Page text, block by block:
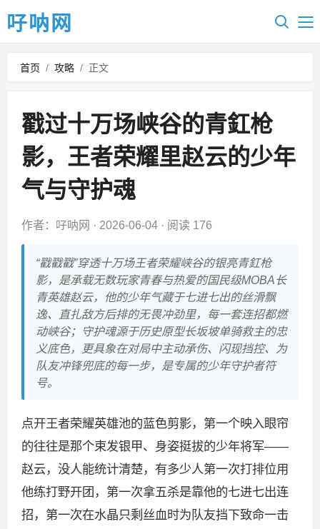
吇呐网
首页 / 攻略 / 正文
戳过十万场峡谷的青釭枪
影，王者荣耀里赵云的少年
气与守护魂
作者：吇呐网 · 2026-06-04· 阅读 176
“戳戳戳”穿透十万场王者荣耀峡谷的银亮青釭枪
影，是承载无数玩家青春与热爱的国民级MOBA长
青英雄赵云，他的少年气藏于七进七出的丝滑飘
逸、直扎敌方后排的无畏冲劲里，每一套连招都燃
动峡谷；守护魂源于历史原型长坂坡单骑救主的忠
义底色，更具象在对局中主动承伤、闪现挡控、为
队友冲锋兜底的每一步，是专属的少年守护者符
号。
点开王者荣耀英雄池的蓝色剪影，第一个映入眼帘
的往往是那个束发银甲、身姿挺拔的少年将军——
赵云，没人能统计清楚，有多少人第一次打排位用
他练打野开团，第一次拿五杀是靠他的七进七出连
招，第一次在水晶只剩丝血时为队友挡下致命一击